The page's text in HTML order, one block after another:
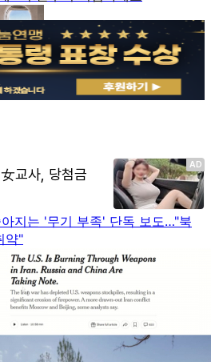
지는 '무기 부족' 단독 보도…"북
약"